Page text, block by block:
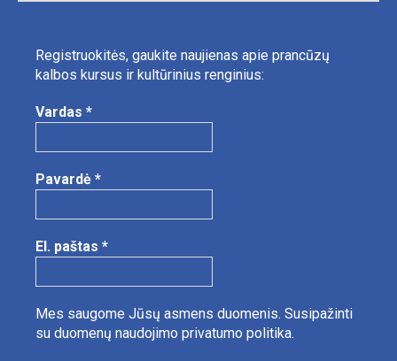
Registruokitės, gaukite naujienas apie prancūzų
kalbos kursus ir kultūrinius renginius:
Vardas *
Pavardė *
El. paštas *
Mes saugome Jūsų asmens duomenis. Susipažinti
su duomenų naudojimo privatumo politika.